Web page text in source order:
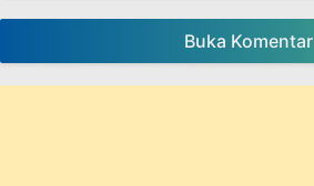
Buka Komentar